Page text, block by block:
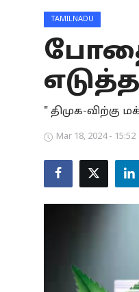
Health
Special Story
Business
TAMILNADU
" திமுக-விற்கு
Mar 18, 2024 - 15:52